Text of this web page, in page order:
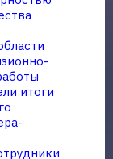
итоги